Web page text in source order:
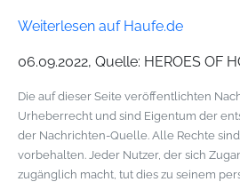
Weiterlesen auf Haufe.de
06.09.2022, Quelle: HEROES OF
Die auf dieser Seite veröffentlichten
Urheberrecht und sind Eigentum der
der Nachrichten-Quelle. Alle Rechte
vorbehalten. Jeder Nutzer, der sich
zugänglich macht, tut dies zu seinem